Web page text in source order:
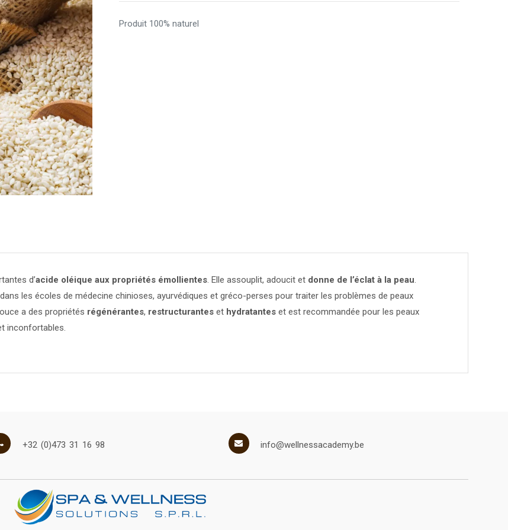
Produit 100% naturel
d’acide oléique aux propriétés émollientes. Elle assouplit, adoucit et donne de l’éclat à la peau.
les écoles de médecine chinioses, ayurvédiques et gréco-perses pour traiter les problèmes de peaux
a des propriétés régénérantes, restructurantes et hydratantes et est recommandée pour les peaux
inconfortables.
+32 (0)473 31 16 98 info@wellnessacademy.be